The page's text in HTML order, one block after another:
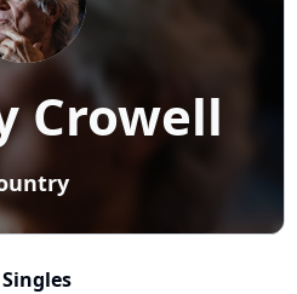
Crowell